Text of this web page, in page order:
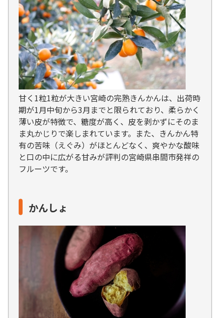
甘く1粒1粒が大きい宮崎の完熟きんかんは、出荷時
期が1月中旬から3月までと限られており、柔らかく
薄い皮が特徴で、糖度が高く、皮を剥かずにそのま
ま丸かじりで楽しまれています。また、きんかん特
有の苦味（えぐみ）がほとんどなく、爽やかな酸味
と口の中に広がる甘みが評判の宮崎県串間市発祥の
フルーツです。
かんしょ